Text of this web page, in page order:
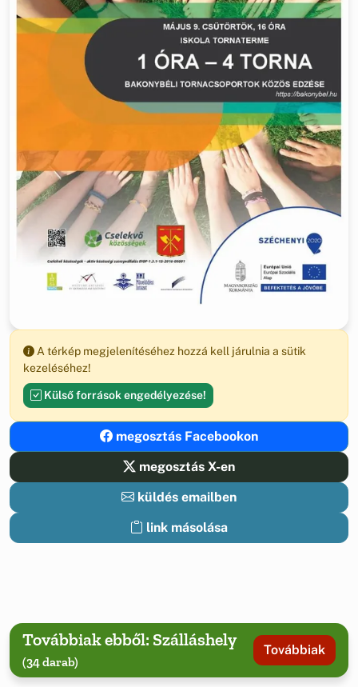
A térkép megjelenítéséhez hozzá kell járulnia a sütik
kezeléséhez!
Külső források engedélyezése!
megosztás Facebookon
megosztás X-en
küldés emailben
link másolása
Továbbiak ebből: Szálláshely
(34 darab)
Továbbiak